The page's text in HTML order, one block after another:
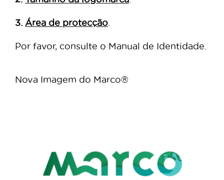
3. Área de protecção
Por favor, consulte o Manual de Identidade.
Nova Imagem do Marco®